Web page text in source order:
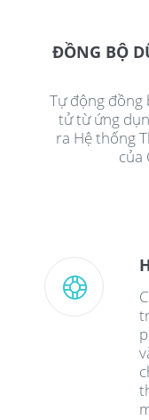
ĐỒNG BỘ
Tự động đồng
tử từ ứng
ra Hệ thống
của